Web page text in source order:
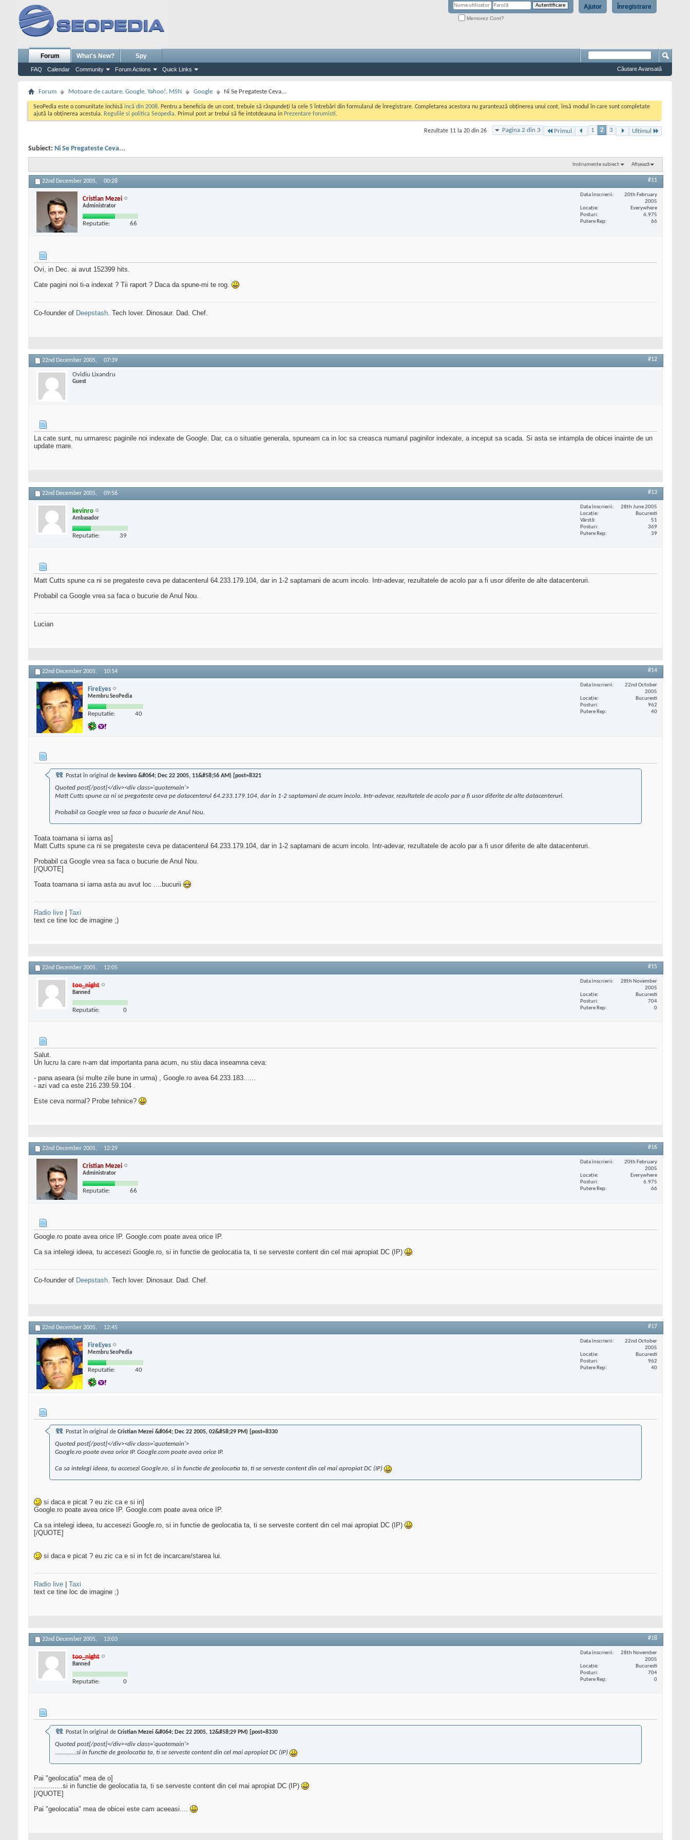
Înregistrare
Ajutor
Memorez Cont?
Forum
FAQ Calendar Community Forum Actions Quick Links
What's New? Spy
Căutare Avansată
Forum Motoare de cautare. Google, Yahoo!, MSN Google Ni Se Pregateste Ceva...
SeoPedia este o comunitate inchisă incă din 2008. Pentru a beneficia de un cont, trebuie să răspundeți la cele 5 întrebări din formularul de înregistrare. Completarea acestora nu garantează obținerea unui cont, însă modul în care sunt completate
ajută la obținerea acestuia. Regulile si politica Seopedia. Primul post ar trebui să fie intotdeauna in Prezentare forumisti.
Pagina 2 din 3 Primul 1 2 3 Ultimul
Rezultate 11 la 20 din 26
Subiect: Ni Se Pregateste Ceva...
Instrumente subiect Afișează
22nd December 2005, 00:28 #11
Cristian Mezei
Administrator
Reputatie: 66
Data înscrierii
20th February
2005
Locaţie
Everywhere
Posturi
6.975
Putere Rep
66
Ovi, in Dec. ai avut 152399 hits.
Cate pagini noi ti-a indexat ? Tii raport ? Daca da spune-mi te rog.
Co-founder of Deepstash. Tech lover. Dinosaur. Dad. Chef.
22nd December 2005, 07:39 #12
Ovidiu Lixandru
Guest
La cate sunt, nu urmaresc paginile noi indexate de Google. Dar, ca o situatie generala, spuneam ca in loc sa creasca numarul paginilor indexate, a inceput sa scada. Si asta se intampla de obicei inainte de un
update mare.
22nd December 2005, 09:56 #13
kevinro
Ambasador
Reputatie: 39
Data înscrierii
28th June 2005
Locaţie
Bucuresti
Vârstă
51
Posturi
369
Putere Rep
39
Matt Cutts spune ca ni se pregateste ceva pe datacenterul 64.233.179.104, dar in 1-2 saptamani de acum incolo. Intr-adevar, rezultatele de acolo par a fi usor diferite de alte datacenteruri.
Probabil ca Google vrea sa faca o bucurie de Anul Nou.
Lucian
22nd December 2005, 10:14 #14
FireEyes
Membru SeoPedia
Reputatie: 40
Data înscrierii
22nd October
2005
Locaţie
Bucuresti
Posturi
962
Putere Rep
40
Postat în original de kevinro &#064; Dec 22 2005, 11&#58;56 AM) [post=8321
Quoted post[/post]</div><div class='quotemain'>
Matt Cutts spune ca ni se pregateste ceva pe datacenterul 64.233.179.104, dar in 1-2 saptamani de acum incolo. Intr-adevar, rezultatele de acolo par a fi usor diferite de alte datacenteruri.
Probabil ca Google vrea sa faca o bucurie de Anul Nou.
Toata toamana si iarna as]
Matt Cutts spune ca ni se pregateste ceva pe datacenterul 64.233.179.104, dar in 1-2 saptamani de acum incolo. Intr-adevar, rezultatele de acolo par a fi usor diferite de alte datacenteruri.
Probabil ca Google vrea sa faca o bucurie de Anul Nou.
[/QUOTE]
Toata toamana si iarna asta au avut loc ....bucurii
Radio live
Taxi
text ce tine loc de imagine ;)
22nd December 2005, 12:05 #15
too_night
Banned
Reputatie: 0
Data înscrierii
28th November
2005
Locaţie
Bucuresti
Posturi
704
Putere Rep
0
Salut.
Un lucru la care n-am dat importanta pana acum, nu stiu daca inseamna ceva:
- pana aseara (si multe zile bune in urma) , Google.ro avea 64.233.183......
- azi vad ca este 216.239.59.104 .
Este ceva normal? Probe tehnice?
22nd December 2005, 12:29 #16
Cristian Mezei
Administrator
Reputatie: 66
Data înscrierii
20th February
2005
Locaţie
Everywhere
Posturi
6.975
Putere Rep
66
Google.ro poate avea orice IP. Google.com poate avea orice IP.
Ca sa intelegi ideea, tu accesezi Google.ro, si in functie de geolocatia ta, ti se serveste content din cel mai apropiat DC (IP)
Co-founder of Deepstash. Tech lover. Dinosaur. Dad. Chef.
22nd December 2005, 12:45 #17
FireEyes
Membru SeoPedia
Reputatie: 40
Data înscrierii
22nd October
2005
Locaţie
Bucuresti
Posturi
962
Putere Rep
40
Postat în original de Cristian Mezei &#064; Dec 22 2005, 02&#58;29 PM) [post=8330
Quoted post[/post]</div><div class='quotemain'>
Google.ro poate avea orice IP. Google.com poate avea orice IP.
Ca sa intelegi ideea, tu accesezi Google.ro, si in functie de geolocatia ta, ti se serveste content din cel mai apropiat DC (IP)
si daca e picat ? eu zic ca e si in]
Google.ro poate avea orice IP. Google.com poate avea orice IP.
Ca sa intelegi ideea, tu accesezi Google.ro, si in functie de geolocatia ta, ti se serveste content din cel mai apropiat DC (IP)
[/QUOTE]
si daca e picat ? eu zic ca e si in fct de incarcare/starea lui.
Radio live
Taxi
text ce tine loc de imagine ;)
22nd December 2005, 13:03 #18
too_night
Banned
Reputatie: 0
Data înscrierii
28th November
2005
Locaţie
Bucuresti
Posturi
704
Putere Rep
0
Postat în original de Cristian Mezei &#064; Dec 22 2005, 12&#58;29 PM) [post=8330
Quoted post[/post]</div><div class='quotemain'>
..............si in functie de geolocatia ta, ti se serveste content din cel mai apropiat DC (IP)
Pai "geolocatia" mea de o]
..............si in functie de geolocatia ta, ti se serveste content din cel mai apropiat DC (IP)
[/QUOTE]
Pai "geolocatia" mea de obicei este cam aceeasi....